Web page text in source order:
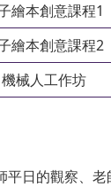
繪本創意課程1
繪本創意課程2
機械人工作坊
日的觀察、